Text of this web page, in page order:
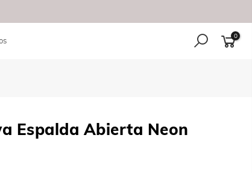
0
Espalda Abierta Neon